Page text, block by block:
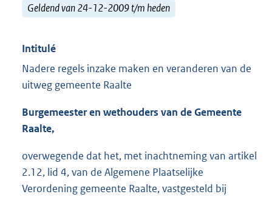
Geldend van 24-12-2009 t/m heden
Intitulé
Nadere regels inzake maken en veranderen van de
uitweg gemeente Raalte
Burgemeester en wethouders van de Gemeente
Raalte,
overwegende dat het, met inachtneming van artikel
2.12, lid 4, van de Algemene Plaatselijke
Verordening gemeente Raalte, vastgesteld bij